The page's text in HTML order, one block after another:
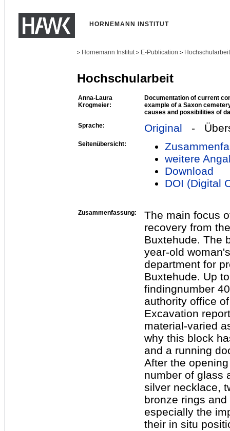
HORNEMANN INSTITUT
> Hornemann Institut > E-Publication >
Hochschularbeit
Anna-Laura
Krogmeier:
Documentation of current
example of a Saxon
causes and possibilities of
Sprache:
Original -
Seitenübersicht:
weitere
Download
DOI (Digital
Zusammenfassung:
The main focus
recovery from
Buxtehude. The
year-old
department for
Buxtehude. Up
findingnumber
authority office
Excavation
material-varied
why this block
and a running
After the
number of glass
silver necklace,
bronze rings
especially the
their in situ